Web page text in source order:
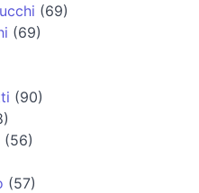
(69)
(69)
(90)
(56)
(57)